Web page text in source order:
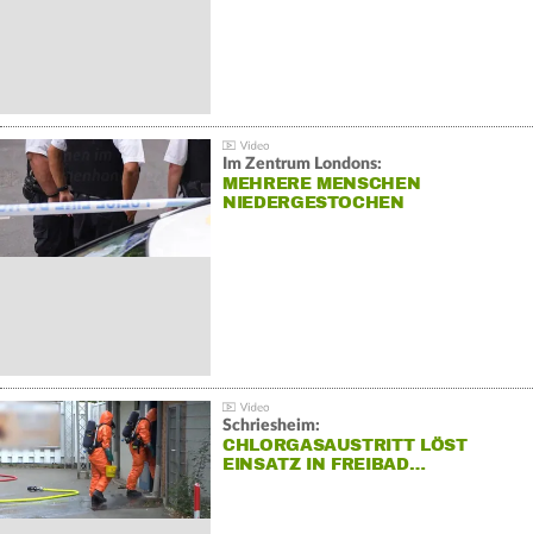
Im Zentrum Londons:
MEHRERE MENSCHEN
NIEDERGESTOCHEN
Schriesheim:
CHLORGASAUSTRITT LÖST
EINSATZ IN FREIBAD…